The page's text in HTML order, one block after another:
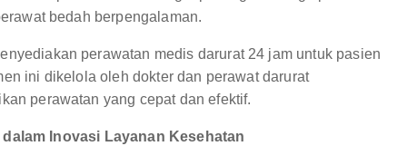
bedah berpengalaman.
perawatan medis darurat 24 jam untuk pasien
ini dikelola oleh dokter dan perawat darurat
perawatan yang cepat dan efektif.
Inovasi Layanan Kesehatan